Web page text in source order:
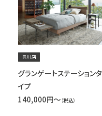
豊川店
グランゲートステーションタ
イプ
140,000円～（税込）